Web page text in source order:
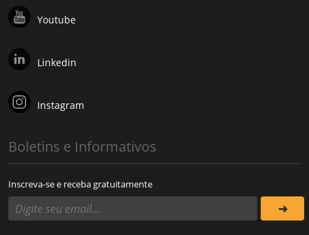
Youtube
Linkedin
Instagram
Boletins e Informativos
Inscreva-se e receba gratuitamente